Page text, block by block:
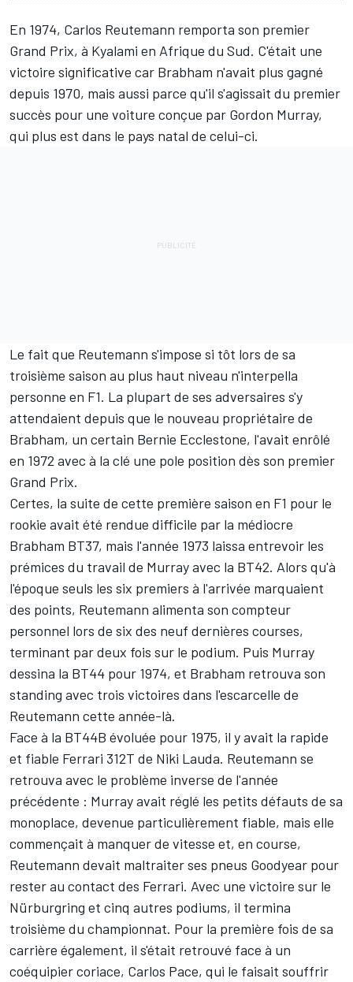
En 1974, Carlos Reutemann remporta son premier
Grand Prix, à Kyalami en Afrique du Sud. C'était une
victoire significative car Brabham n'avait plus gagné
depuis 1970, mais aussi parce qu'il s'agissait du premier
succès pour une voiture conçue par Gordon Murray,
qui plus est dans le pays natal de celui-ci.
Le fait que Reutemann s'impose si tôt lors de sa
troisième saison au plus haut niveau n'interpella
personne en F1. La plupart de ses adversaires s'y
attendaient depuis que le nouveau propriétaire de
Brabham, un certain Bernie Ecclestone, l'avait enrôlé
en 1972 avec à la clé une pole position dès son premier
Grand Prix.
Certes, la suite de cette première saison en F1 pour le
rookie avait été rendue difficile par la médiocre
Brabham BT37, mais l'année 1973 laissa entrevoir les
prémices du travail de Murray avec la BT42. Alors qu'à
l'époque seuls les six premiers à l'arrivée marquaient
des points, Reutemann alimenta son compteur
personnel lors de six des neuf dernières courses,
terminant par deux fois sur le podium. Puis Murray
dessina la BT44 pour 1974, et Brabham retrouva son
standing avec trois victoires dans l'escarcelle de
Reutemann cette année-là.
Face à la BT44B évoluée pour 1975, il y avait la rapide
et fiable Ferrari 312T de Niki Lauda. Reutemann se
retrouva avec le problème inverse de l'année
précédente : Murray avait réglé les petits défauts de sa
monoplace, devenue particulièrement fiable, mais elle
commençait à manquer de vitesse et, en course,
Reutemann devait maltraiter ses pneus Goodyear pour
rester au contact des Ferrari. Avec une victoire sur le
Nürburgring et cinq autres podiums, il termina
troisième du championnat. Pour la première fois de sa
carrière également, il s'était retrouvé face à un
coéquipier coriace, Carlos Pace, qui le faisait souffrir